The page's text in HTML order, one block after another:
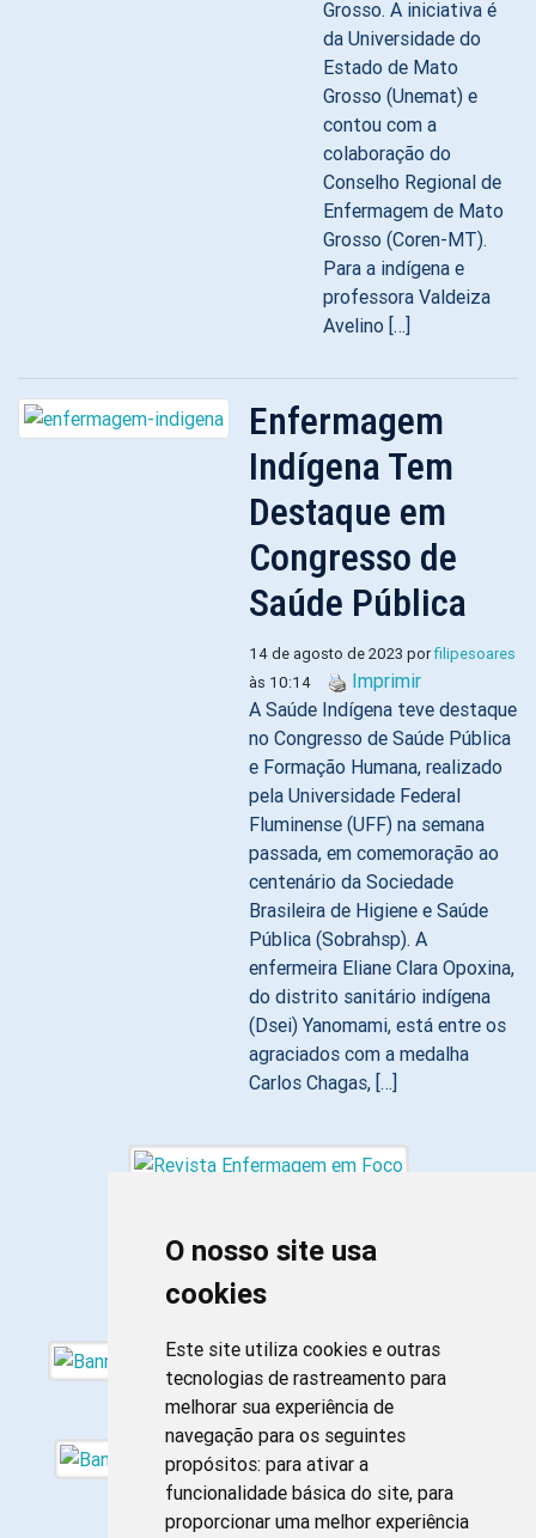
O nosso site usa
cookies
Este site utiliza cookies e outras
tecnologias de rastreamento para
melhorar sua experiência de
navegação para os seguintes
propósitos: para ativar a
funcionalidade básica do site, para
proporcionar uma melhor experiência
Grosso. A iniciativa é
da Universidade do
Estado de Mato
Grosso (Unemat) e
contou com a
colaboração do
Conselho Regional de
Enfermagem de Mato
Grosso (Coren-MT).
Para a indígena e
professora Valdeiza
Avelino […]
Enfermagem
Indígena Tem
Destaque em
Congresso de
Saúde Pública
14 de agosto de 2023 porfilipesoares
às 10:14
Imprimir
A Saúde Indígena teve destaque
no Congresso de Saúde Pública
e Formação Humana, realizado
pela Universidade Federal
Fluminense (UFF) na semana
passada, em comemoração ao
centenário da Sociedade
Brasileira de Higiene e Saúde
Pública (Sobrahsp). A
enfermeira Eliane Clara Opoxina,
do distrito sanitário indígena
(Dsei) Yanomami, está entre os
agraciados com a medalha
Carlos Chagas, […]